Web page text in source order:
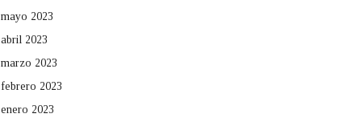
mayo 2023
abril 2023
marzo 2023
febrero 2023
enero 2023